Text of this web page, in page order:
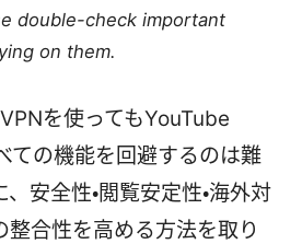
double-check important
on them.
を使ってもYouTube
ての機能を回避するのは難
安全性・閲覧安定性・海外対
整合性を高める方法を取り